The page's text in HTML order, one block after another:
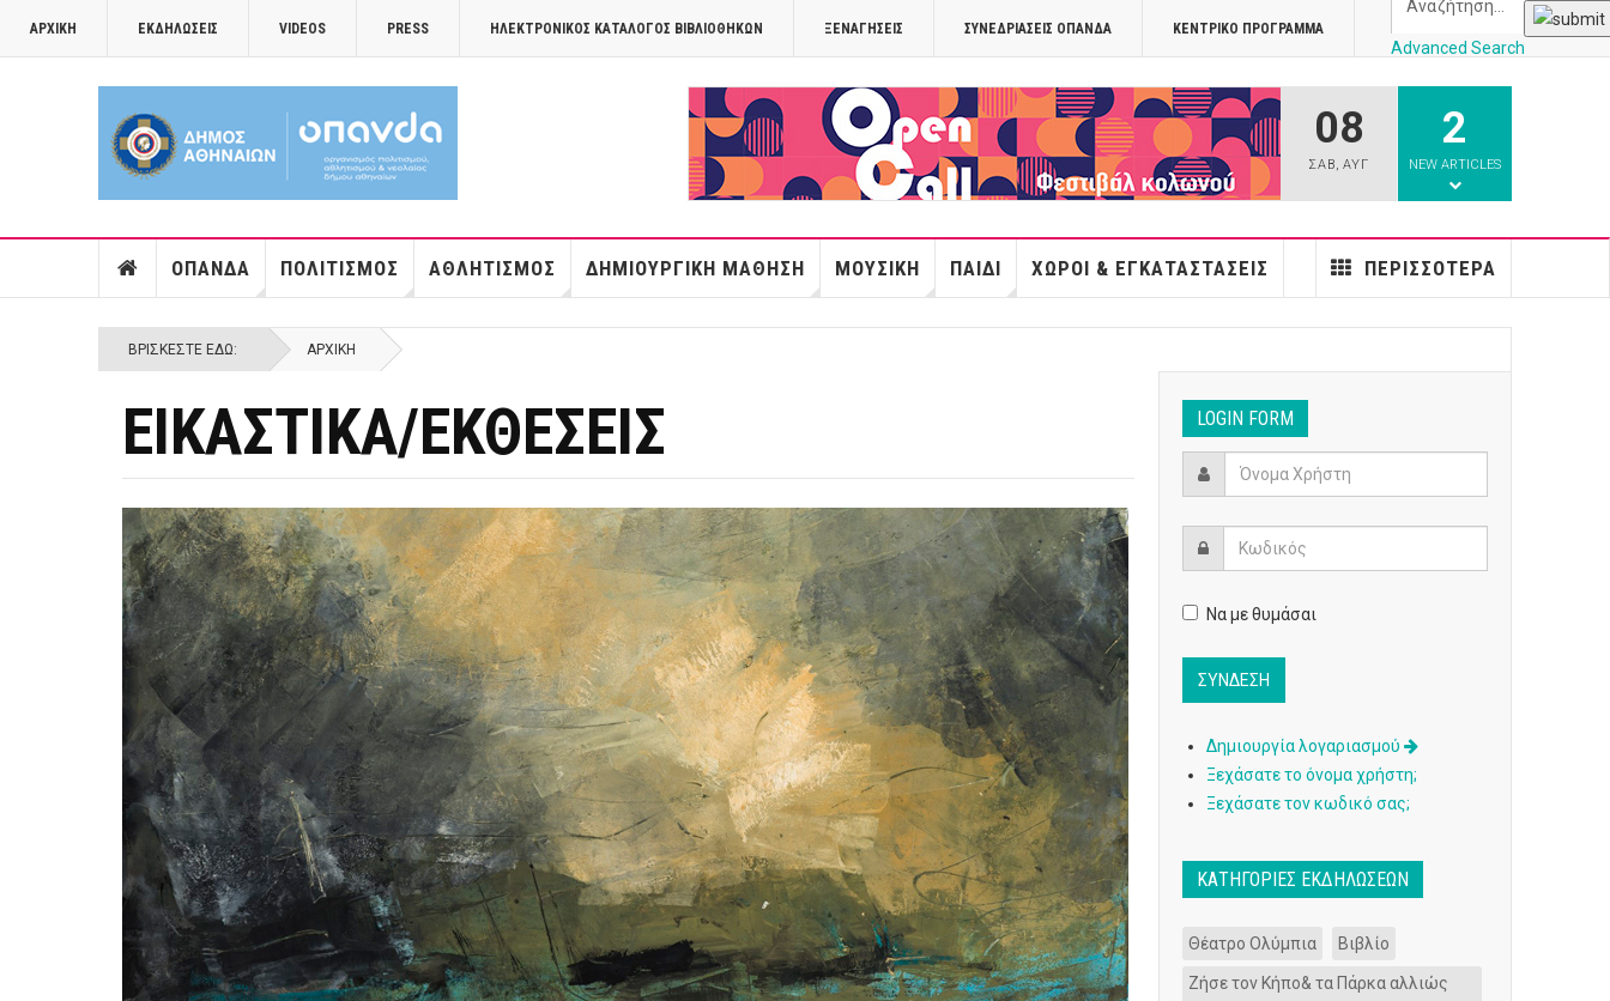
ΑΡΧΙΚΉ ΕΚΔΗΛΏΣΕΙΣ VIDEOS PRESS ΗΛΕΚΤΡΟΝΙΚΟΣ ΚΑΤΑΛΟΓΟΣ ΒΙΒΛΙΟΘΗΚΩΝ ΞΕΝΑΓΉΣΕΙΣ ΣΥΝΕΔΡΙΆΣΕΙΣ ΟΠΑΝΔΑ ΚΕΝΤΡΙΚΌ ΠΡΌΓΡΑΜΜΑ
Advanced Search
OPANDAcityofathens 08
ΣΑΒ,ΑΥΓ
2
NEW ARTICLES
ΟΠΑΝΔΑ ΠΟΛΙΤΙΣΜΌΣ ΑΘΛΗΤΙΣΜΌΣ ΔΗΜΙΟΥΡΓΙΚΉ ΜΆΘΗΣΗ ΜΟΥΣΙΚΉ ΠΑΙΔΊ ΧΏΡΟΙ & ΕΓΚΑΤΑΣΤΆΣΕΙΣ ΠΕΡΙΣΣΌΤΕΡΑ
ΒΡΊΣΚΕΣΤΕ ΕΔΏ: ΑΡΧΙΚΉ
ΕΙΚΑΣΤΙΚΑ/ΕΚΘΕΣΕΙΣ LOGIN FORM
Να με θυμάσαι
Δημιουργία λογαριασμού
Ξεχάσατε το όνομα χρήστη;
Ξεχάσατε τον κωδικό σας;
ΚΑΤΗΓΟΡΊΕΣ ΕΚΔΗΛΏΣΕΩΝ
Θέατρο Ολύμπια Βιβλίο
Ζήσε τον Κήπο& τα Πάρκα αλλιώς